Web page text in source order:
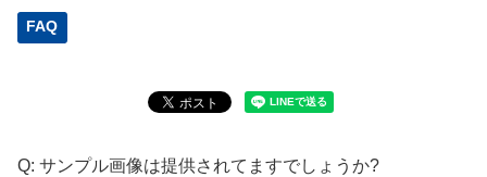
FAQ
Q: サンプル画像は提供されてますでしょうか?